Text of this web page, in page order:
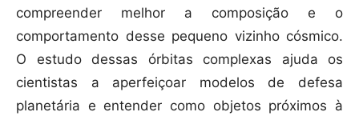
compreender melhor a composição e o
comportamento desse pequeno vizinho cósmico.
O estudo dessas órbitas complexas ajuda os
cientistas a aperfeiçoar modelos de defesa
planetária e entender como objetos próximos à